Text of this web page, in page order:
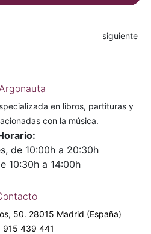
siguiente
en libros, partituras y
con la música.
de 10:00h a 20:30h
10:30h a 14:00h
50. 28015 Madrid (España)
915 439 441